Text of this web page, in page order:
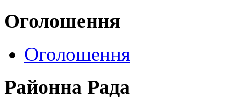
Оголошення
Оголошення
Районна Рада